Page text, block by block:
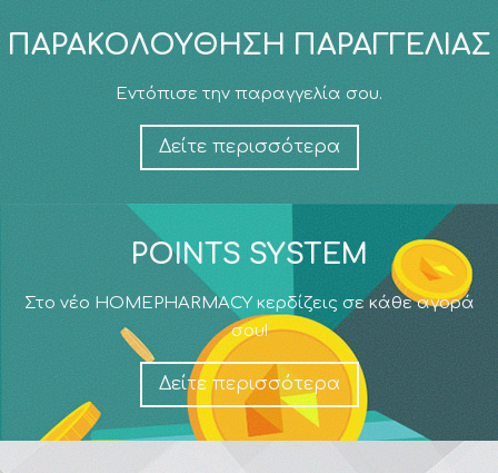
ΠΑΡΑΚΟΛΟΎΘΗΣΗ ΠΑΡΑΓΓΕΛΊΑΣ
Εντόπισε την παραγγελία σου.
Δείτε περισσότερα
POINTS SYSTEM
Στο νέο HOMEPHARMACY κερδίζεις σε κάθε αγορά
σου!
Δείτε περισσότερα